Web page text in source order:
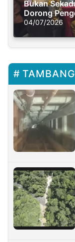
Bukan
Dorong
Solusi Krisis
04/07/2026